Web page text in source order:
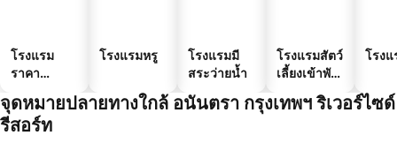
โรงแรม
ราคา
โรงแรมหรู
โรงแรมมี
สระว่ายน้ำ
โรงแรมสัตว์
เลี้ยงเข้าพัก
โรง
จุดหมายปลายทางใกล้ อนันตรา กรุงเทพฯ ริเวอร์ไซด์
รีสอร์ท